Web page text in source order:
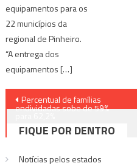
equipamentos para os
22 municípios da
regional de Pinheiro.
“A entrega dos
equipamentos […]
Navegação
de
Post
Percentual de famílias
endividadas sobe de 59%
FIQUE POR DENTRO
Notícias pelos estados